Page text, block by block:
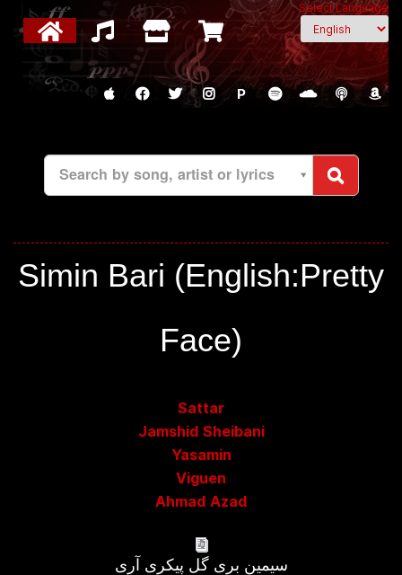
Select Language
P
Search by song, artist or lyrics
Simin Bari (English:Pretty
Face)
Sattar
Jamshid Sheibani
Yasamin
Viguen
Ahmad Azad
سیمین بری گل پیکری آری